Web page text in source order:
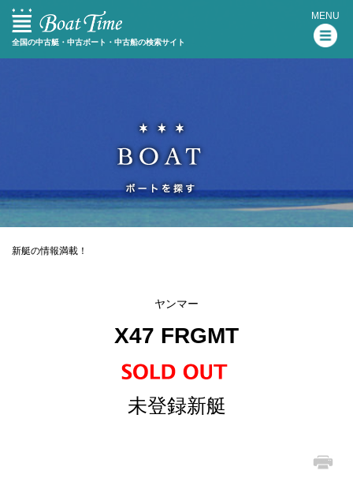
全国の中古艇・中古ボート・中古船の検索サイト
MENU
新艇の情報満載！
ヤンマー
X47 FRGMT
未登録新艇